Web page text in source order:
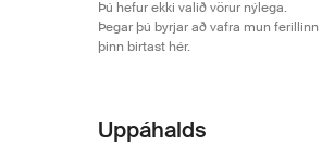
Þú hefur ekki valið vörur nýlega.
Þegar þú byrjar að vafra mun ferillinn
þinn birtast hér.
Uppáhalds